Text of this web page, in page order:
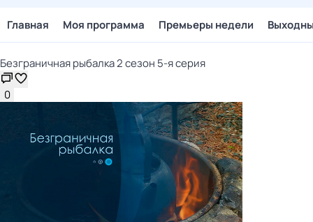
Главная Моя программа Премьеры недели
Безгрaничнaя pыбалка 2 сезон 5-я серия
0